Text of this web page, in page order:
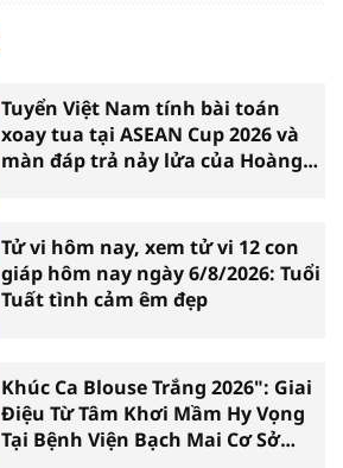
Tuyển Việt Nam tính bài toán
xoay tua tại ASEAN Cup 2026 và
màn đáp trả nảy lửa của Hoàng
Tử vi hôm nay, xem tử vi 12 con
giáp hôm nay ngày 6/8/2026: Tuổi
Tuất tình cảm êm đẹp
Khúc Ca Blouse Trắng 2026": Giai
Điệu Từ Tâm Khơi Mầm Hy Vọng
Tại Bệnh Viện Bạch Mai Cơ Sở